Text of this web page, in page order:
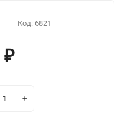
Код: 6821
₽